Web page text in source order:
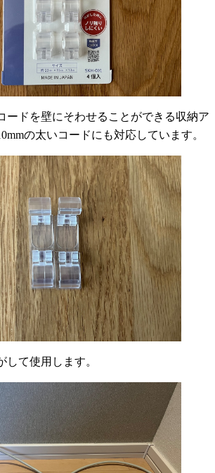
ードを壁にそわせることができる収納ア
の太いコードにも対応しています。
して使用します。